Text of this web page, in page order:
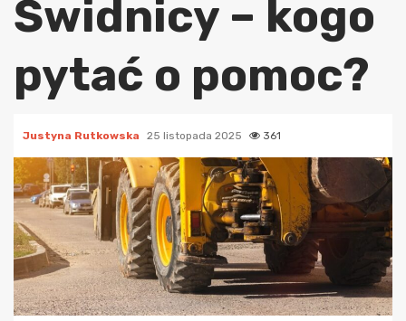
Świdnicy – kogo
pytać o pomoc?
Justyna Rutkowska 25 listopada 2025 361